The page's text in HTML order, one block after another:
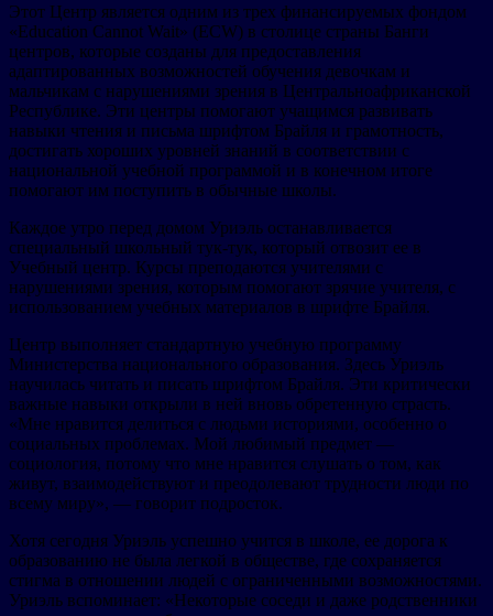
Этот Центр является одним из трех финансируемых фондом
«Education Cannot Wait» (ECW) в столице страны Банги
центров, которые созданы для предоставления
адаптированных возможностей обучения девочкам и
мальчикам с нарушениями зрения в Центральноафриканской
Республике. Эти центры помогают учащимся развивать
навыки чтения и письма шрифтом Брайля и грамотность,
достигать хороших уровней знаний в соответствии с
национальной учебной программой и в конечном итоге
помогают им поступить в обычные школы.
Каждое утро перед домом Уриэль останавливается
специальный школьный тук-тук, который отвозит ее в
Учебный центр. Курсы преподаются учителями с
нарушениями зрения, которым помогают зрячие учителя, с
использованием учебных материалов в шрифте Брайля.
Центр выполняет стандартную учебную программу
Министерства национального образования. Здесь Уриэль
научилась читать и писать шрифтом Брайля. Эти критически
важные навыки открыли в ней вновь обретенную страсть.
«Мне нравится делиться с людьми историями, особенно о
социальных проблемах. Мой любимый предмет —
социология, потому что мне нравится слушать о том, как
живут, взаимодействуют и преодолевают трудности люди по
всему миру», — говорит подросток.
Хотя сегодня Уриэль успешно учится в школе, ее дорога к
образованию не была легкой в обществе, где сохраняется
стигма в отношении людей с ограниченными возможностями.
Уриэль вспоминает: «Некоторые соседи и даже родственники